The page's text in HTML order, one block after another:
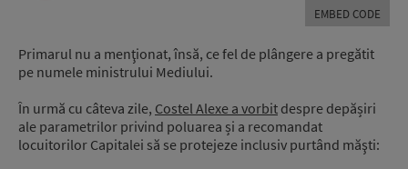
EMBED CODE
Primarul nu a menţionat, însă, ce fel de plângere a pregătit
pe numele ministrului Mediului.
În urmă cu câteva zile, Costel Alexe a vorbit despre depășiri
ale parametrilor privind poluarea și a recomandat
locuitorilor Capitalei să se protejeze inclusiv purtând măşti: